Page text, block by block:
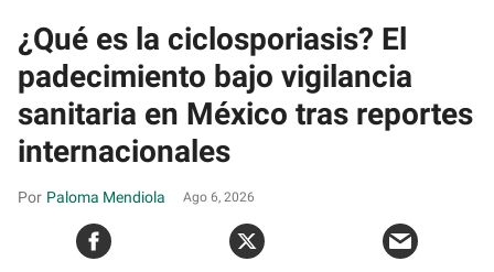
¿Qué es la ciclosporiasis? El
padecimiento bajo vigilancia
sanitaria en México tras reportes
internacionales
Paloma Mendiola Ago 6, 2026